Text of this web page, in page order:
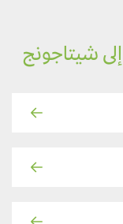
شيتاجونج